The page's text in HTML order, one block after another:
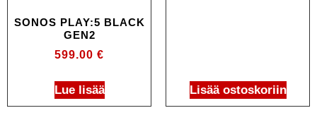
SONOS PLAY:5 BLACK
GEN2
599.00 €
Lue lisää Lisää ostoskoriin